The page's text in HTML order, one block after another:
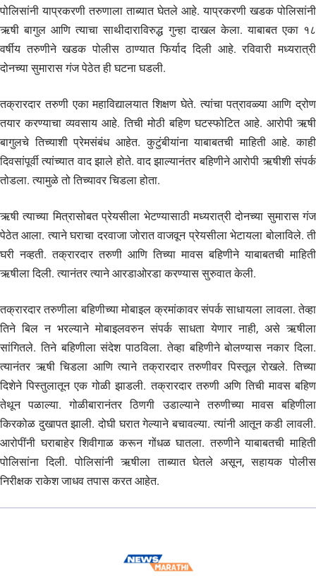
पोलिसांनी याप्रकरणी तरुणाला ताब्यात घेतले आहे. याप्रकरणी खडक पोलिसांनी
ऋषी बागुल आणि त्याचा साथीदाराविरुद्ध गुन्हा दाखल केला. याबाबत एका १८
वर्षीय तरुणीने खडक पोलीस ठाण्यात फिर्याद दिली आहे. रविवारी मध्यरात्री
दोनच्या सुमारास गंज पेठेत ही घटना घडली.
तक्रारदार तरुणी एका महाविद्यालयात शिक्षण घेते. त्यांचा पत्रावळ्या आणि द्रोण
तयार करण्याचा व्यवसाय आहे. तिची मोठी बहिण घटस्फोटित आहे. आरोपी ऋषी
बागुलचे तिच्याशी प्रेमसंबंध आहेत. कुटुंबीयांना याबाबतची माहिती आहे. काही
दिवसांपूर्वी त्यांच्यात वाद झाले होते. वाद झाल्यानंतर बहिणीने आरोपी ऋषीशी संपर्क
तोडला. त्यामुळे तो तिच्यावर चिडला होता.
ऋषी त्याच्या मित्रासोबत प्रेयसीला भेटण्यासाठी मध्यरात्री दोनच्या सुमारास गंज
पेठेत आला. त्याने घराचा दरवाजा जोरात वाजवून प्रेयसीला भेटायला बोलाविले. ती
घरी नव्हती. तक्रारदार तरुणी आणि तिच्या मावस बहिणीने याबाबतची माहिती
ऋषीला दिली. त्यानंतर त्याने आरडाओरडा करण्यास सुरुवात केली.
तक्रारदार तरुणीला बहिणीच्या मोबाइल क्रमांकावर संपर्क साधायला लावला. तेव्हा
तिने बिल न भरल्याने मोबाइलवरुन संपर्क साधता येणार नाही, असे ऋषीला
सांगितले. तिने बहिणीला संदेश पाठविला. तेव्हा बहिणीने बोलण्यास नकार दिला.
त्यानंतर ऋषी चिडला आणि त्याने तक्रारदार तरुणीवर पिस्तूल रोखले. तिच्या
दिशेने पिस्तुलातून एक गोळी झाडली. तक्रारदार तरुणी अणि तिची मावस बहिण
तेथून पळाल्या. गोळीबारानंतर ठिणगी उडाल्याने तरुणीच्या मावस बहिणीला
किरकोळ दुखापत झाली. दोघी घरात गेल्याने बचावल्या. त्यांनी आतून कडी लावली.
आरोपींनी घराबाहेर शिवीगाळ करून गोंधळ घातला. तरुणीने याबाबतची माहिती
पोलिसांना दिली. पोलिसांनी ऋषीला ताब्यात घेतले असून, सहायक पोलीस
निरीक्षक राकेश जाधव तपास करत आहेत.